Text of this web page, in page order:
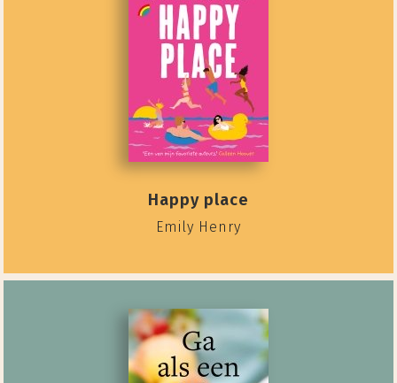
Happy place
Emily Henry